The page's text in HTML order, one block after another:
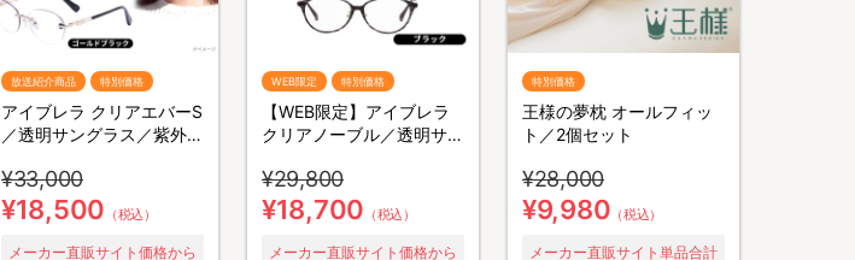
放送紹介商品 特別価格
アイブレラ クリアエバーS
／透明サングラス／紫外線
ト／目の健康
¥33,000
¥18,500 （税込）
メーカー直販サイト価格から
WEB限定 特別価格
【WEB限定】アイブレラ
クリアノーブル／透明サン
ルーライトカット／目の健
康
¥29,800
¥18,700 （税込）
メーカー直販サイト価格から
特別価格
王様の夢枕 オールフィッ
ト／2個セット
¥28,000
¥9,980 （税込）
メーカー直販サイト単品合計